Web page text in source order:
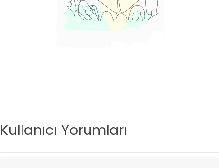
Kullanıcı Yorumları